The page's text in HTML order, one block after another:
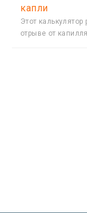
капли
Этот
отрыве от